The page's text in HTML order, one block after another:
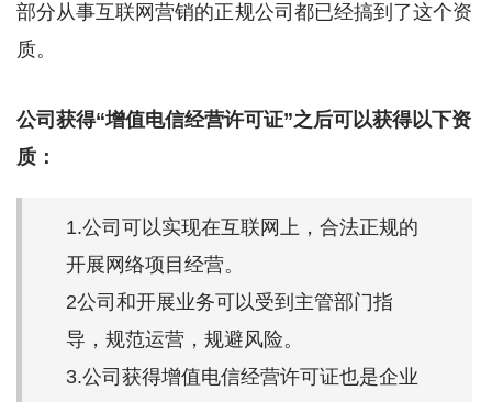
部分从事互联网营销的正规公司都已经搞到了这个资
质。
公司获得“增值电信经营许可证”之后可以获得以下资
质：
1.公司可以实现在互联网上，合法正规的
开展网络项目经营。
2公司和开展业务可以受到主管部门指
导，规范运营，规避风险。
3.公司获得增值电信经营许可证也是企业